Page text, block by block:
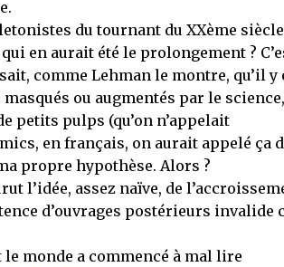
du tournant du XXème siècle
en aurait été le prolongement ?
comme Lehman le montre, qu’il y
ou augmentés par le science,
petits pulps (qu’on n’appelait
en français, on aurait appelé ça
propre hypothèse. Alors ?
l’idée, assez naïve, de
d’ouvrages postérieurs invalide
le monde a commencé à mal lire